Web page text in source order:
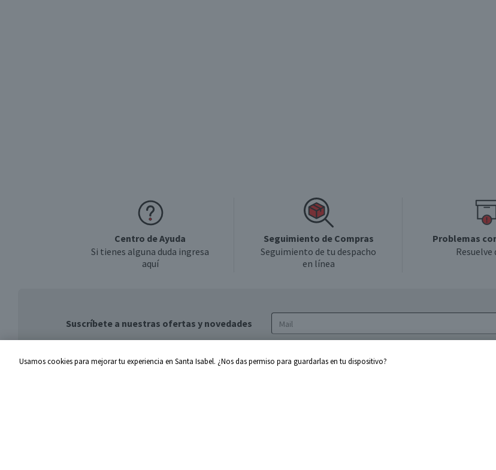
Centro de Ayuda
Si tienes alguna duda ingresa
aquí
Seguimiento de Compras
Seguimiento de tu despacho
en línea
Problemas
Resuelve
Suscríbete a nuestras ofertas y novedades
de privacidad y de tratamiento de datos
Usamos cookies para mejorar tu experiencia en Santa Isabel. ¿Nos das permiso para guardarlas en tu dispositivo?